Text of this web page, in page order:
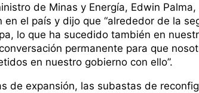
de Minas y Energía, Edwin
en el país y dijo que “alrededor de la
lo que ha sucedido también en
permanente para que
en nuestro gobierno con ello”.
de expansión, las subastas de